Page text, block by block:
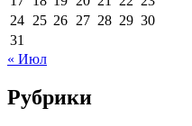
24 25 26 27 28 29 30
31
« Июл
Рубрики